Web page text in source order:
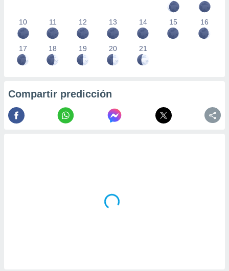
10 11 12 13 14 15 16
17 18 19 20 21
Compartir predicción